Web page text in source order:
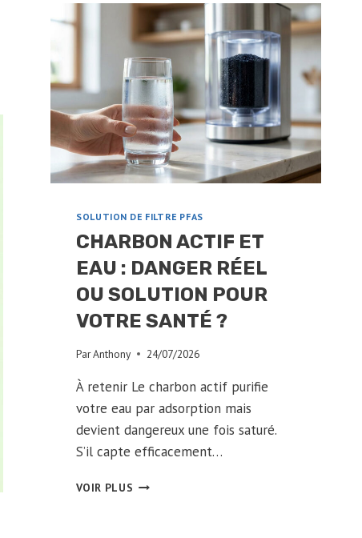
RÉALITÉ
CE
QUE
DIT
VRAIMENT
LA
SCIENCE
SOLUTION DE FILTRE PFAS
CHARBON ACTIF ET
EAU : DANGER RÉEL
OU SOLUTION POUR
VOTRE SANTÉ ?
ParAnthony 24/07/2026
À retenir Le charbon actif purifie
votre eau par adsorption mais
devient dangereux une fois saturé.
S’il capte efficacement…
VOIR PLUS CHARBON